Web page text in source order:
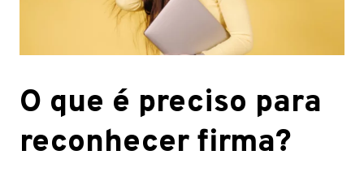
O que é preciso para
reconhecer firma?